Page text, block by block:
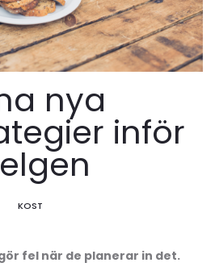
nya
inför
KOST
fel när de planerar in det.